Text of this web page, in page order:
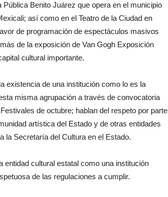
Benito Juárez que opera en el municipio
así como en el Teatro de la Ciudad en
de programación de espectáculos masivos
de la exposición de Van Gogh Exposición
cultural importante.
existencia de una institución como lo es la
misma agrupación a través de convocatoria
de octubre; hablan del respeto por parte
artística del Estado y de otras entidades
la Secretaría del Cultura en el Estado.
entidad cultural estatal como una institución
de las regulaciones a cumplir.